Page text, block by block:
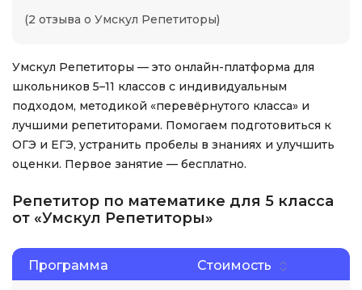
(2 отзыва о Умскул Репетиторы)
Умскул Репетиторы — это онлайн-платформа для
школьников 5–11 классов с индивидуальным
подходом, методикой «перевёрнутого класса» и
лучшими репетиторами. Помогаем подготовиться к
ОГЭ и ЕГЭ, устранить пробелы в знаниях и улучшить
оценки. Первое занятие — бесплатно.
Репетитор по математике для 5 класса
от «Умскул Репетиторы»
Программа Стоимость